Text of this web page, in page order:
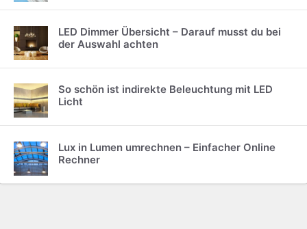
LED Dimmer Übersicht – Darauf musst du bei
der Auswahl achten
So schön ist indirekte Beleuchtung mit LED
Licht
Lux in Lumen umrechnen – Einfacher Online
Rechner